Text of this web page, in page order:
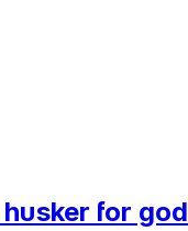
for god